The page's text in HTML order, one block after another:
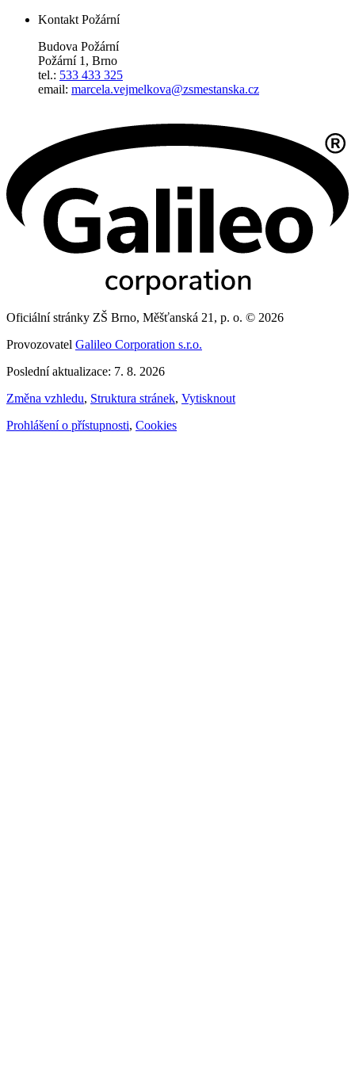
Kontakt Požární
Budova Požární
Požární 1, Brno
tel.: 533 433 325
email: marcela.vejmelkova@zsmestanska.cz
Oficiální stránky ZŠ Brno, Měšťanská 21, p. o. © 2026
Provozovatel Galileo Corporation s.r.o.
Poslední aktualizace: 7. 8. 2026
Změna vzhledu, Struktura stránek, Vytisknout
Prohlášení o přístupnosti, Cookies